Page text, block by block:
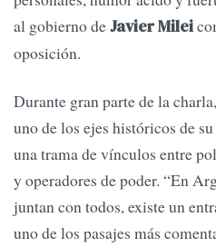
al gobierno deJavier Milei
oposición.
Durante gran parte de la
uno de los ejes históricos de
una trama de vínculos entre
y operadores de poder. “En
juntan con todos, existe un
uno de los pasajes más